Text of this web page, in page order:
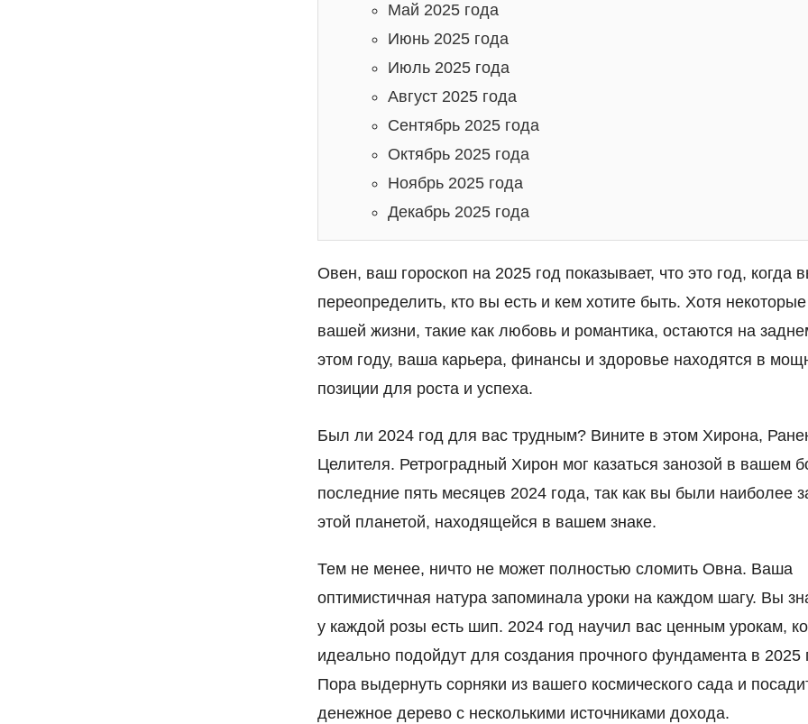
Май 2025 года
Июнь 2025 года
Июль 2025 года
Август 2025 года
Сентябрь 2025 года
Октябрь 2025 года
Ноябрь 2025 года
Декабрь 2025 года
Овен, ваш гороскоп на 2025 год показывает, что это год, когда
переопределить, кто вы есть и кем хотите быть. Хотя
вашей жизни, такие как любовь и романтика, остаются на
этом году, ваша карьера, финансы и здоровье находятся в
позиции для роста и успеха.
Был ли 2024 год для вас трудным? Вините в этом Хирона,
Целителя. Ретроградный Хирон мог казаться занозой в вашем
последние пять месяцев 2024 года, так как вы были наиболее
этой планетой, находящейся в вашем знаке.
Тем не менее, ничто не может полностью сломить Овна. Ваша
оптимистичная натура запоминала уроки на каждом шагу. Вы
у каждой розы есть шип. 2024 год научил вас ценным урокам,
идеально подойдут для создания прочного фундамента в 2025
Пора выдернуть сорняки из вашего космического сада и
денежное дерево с несколькими источниками дохода.